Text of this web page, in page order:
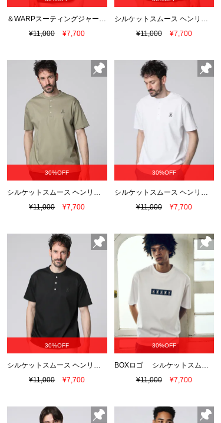
＆WARPスーティングジャージー リラックスTシャツ
¥11,000
¥7,700
シルケットスムース ヘンリーネック Tシャツ
¥11,000
¥7,700
30%OFF
¥11,000
¥7,700
30%OFF
¥11,000
¥7,700
30%OFF
シルケットスムース ヘンリーネック Tシャツ
¥11,000
¥7,700
30%OFF
BOXロゴ シルケットスムースTシャツ
¥11,000
¥7,700